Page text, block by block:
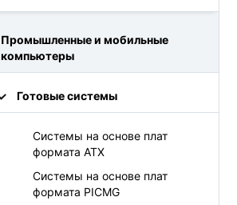
Промышленные и мобильные
компьютеры
Готовые системы
Системы на основе плат
формата ATX
Системы на основе плат
формата PICMG